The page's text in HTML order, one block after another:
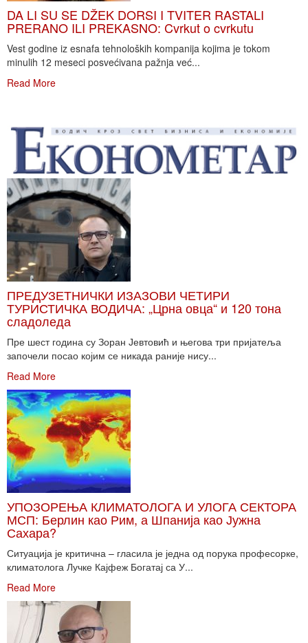
DA LI SU SE DŽEK DORSI I TVITER RASTALI
PRERANO ILI PREKASNO: Cvrkut o cvrkutu
Vest godine iz esnafa tehnoloških kompanija kojima je tokom
minulih 12 meseci posvećivana pažnja već...
Read More
ПРЕДУЗЕТНИЧКИ ИЗАЗОВИ ЧЕТИРИ
ТУРИСТИЧКА ВОДИЧА: „Црна овца“ и 120 тона
сладоледа
Пре шест година су Зоран Јевтовић и његова три пријатеља
започели посао којим се никада раније нису...
Read More
УПОЗОРЕЊА КЛИМАТОЛОГА И УЛОГА СЕКТОРА
МСП: Берлин као Рим, а Шпанија као Јужна
Сахара?
Ситуација је критична – гласила је једна од порука професорке,
климатолога Лучке Кајфеж Богатај са У...
Read More